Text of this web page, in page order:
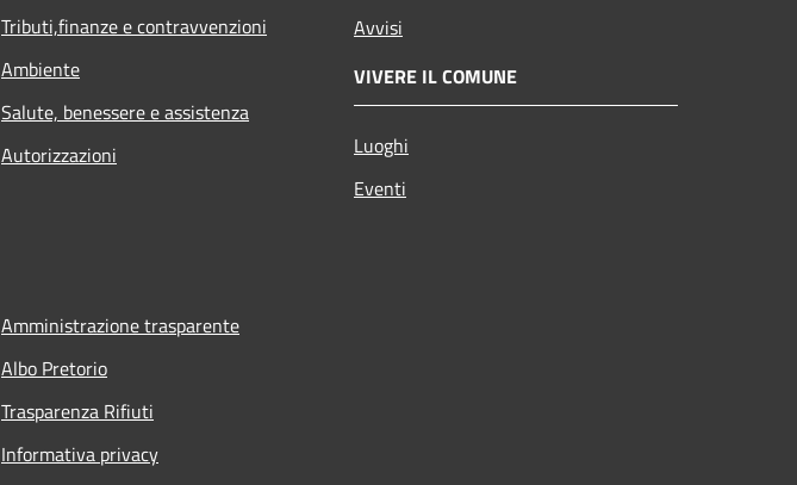
Tributi,finanze e contravvenzioni
Ambiente
Salute, benessere e assistenza
Autorizzazioni
Avvisi
VIVERE IL COMUNE
Luoghi
Eventi
Amministrazione trasparente
Albo Pretorio
Trasparenza Rifiuti
Informativa privacy